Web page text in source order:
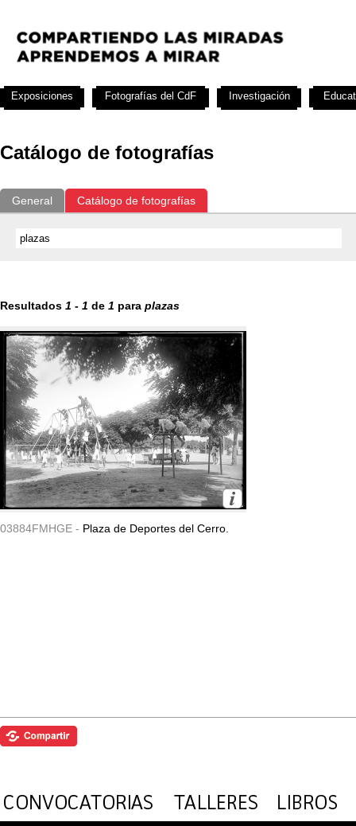
Catálogo de fotografías
General Catálogo de fotografías
Resultados 1 - 1 de 1 para plazas
03884FMHGE - Plaza de Deportes del Cerro.
Exposiciones Fotografías del CdF Investigación